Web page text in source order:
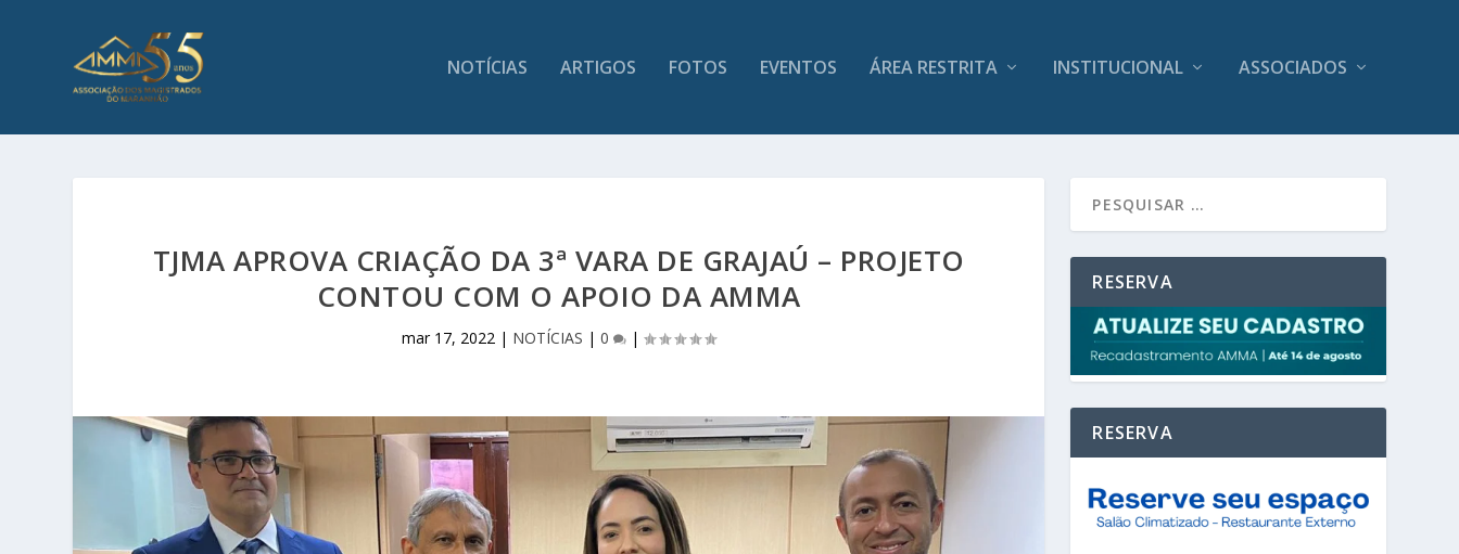
NOTÍCIAS ARTIGOS FOTOS EVENTOS ÁREA RESTRITA INSTITUCIONAL ASSOCIADOS
TJMA APROVA CRIAÇÃO DA 3ª VARA DE GRAJAÚ – PROJETO
CONTOU COM O APOIO DA AMMA
mar 17, 2022 | NOTÍCIAS |0 |
RESERVA
RESERVA